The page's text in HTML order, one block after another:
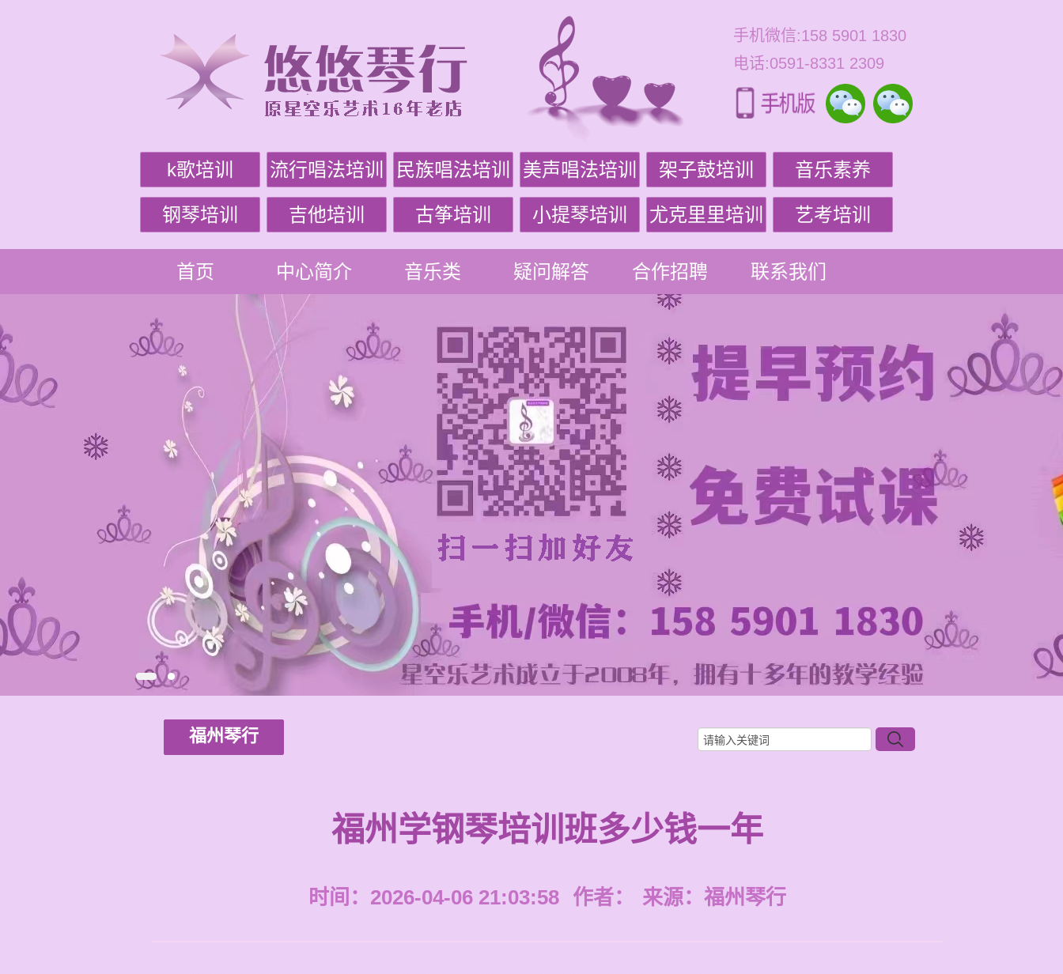
手机微信:158 5901 1830
电话:0591-8331 2309
k歌培训 流行唱法培训 民族唱法培训 美声唱法培训 架子鼓培训 音乐素养
钢琴培训 吉他培训 古筝培训 小提琴培训 尤克里里培训 艺考培训
首页 中心简介 音乐类 疑问解答 合作招聘 联系我们
福州琴行
福州学钢琴培训班多少钱一年
时间：2026-04-06 21:03:58 作者： 来源： 福州琴行